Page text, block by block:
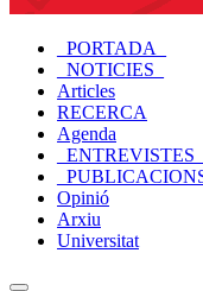
_PORTADA_
_NOTICIES_
Articles
RECERCA
Agenda
_ENTREVISTES_
Opinió
Arxiu
Universitat